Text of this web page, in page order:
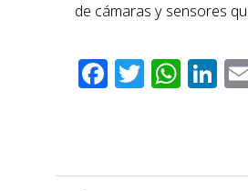
de cámaras y sensores
Facebook
Twitter